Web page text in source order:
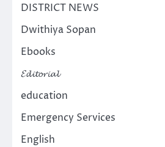
DISTRICT NEWS
Dwithiya Sopan
Ebooks
𝓔𝓭𝓲𝓽𝓸𝓻𝓲𝓪𝓵
education
Emergency Services
English